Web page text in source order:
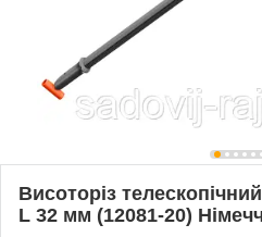
Висоторіз
L 32 мм (12081-20)